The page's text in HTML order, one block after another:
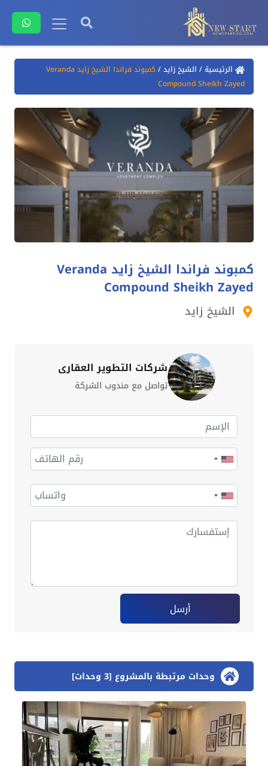
الرئيسية/ الشيخ زايد/
كمبوند فراندا الشيخ زايد Veranda
Compound Sheikh Zayed
كمبوند فراندا الشيخ زايد Veranda
Compound Sheikh Zayed
الشيخ زايد
شركات التطوير العقاري
تواصل مع مندوب الشركة
أرسل
وحدات مرتبطة بالمشروع [3 وحدات]